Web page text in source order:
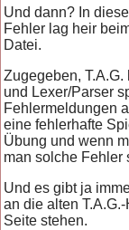
Und dann? In
Fehler lag heir
Datei.
Zugegeben,
und Lexer/Parser
Fehlermeldungen
eine fehlerhafte
Übung und wenn
man solche Fehler
Und es gibt ja
an die alten
Seite stehen.